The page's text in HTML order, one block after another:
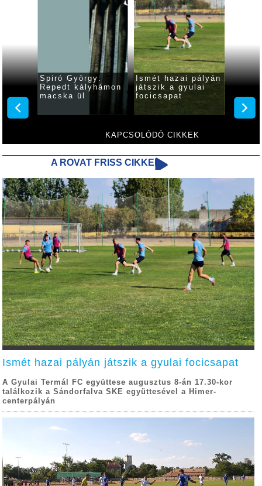
KAPCSOLÓDÓ CIKKEK
én a
Spiró György:
Repedt kályhámon
macska ül
Ismét hazai pályán
játszik a gyulai
focicsapat
várják
A ROVAT FRISS CIKKEI
Ismét hazai pályán játszik a gyulai focicsapat
A Gyulai Termál FC együttese augusztus 8-án 17.30-kor
találkozik a Sándorfalva SKE együttesével a Himer-
centerpályán